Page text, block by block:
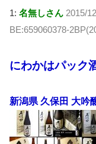
tt
er
e
n
a
c
e
b
o
o
k
1: 名無しさん 2015/
BE:659060378-
にわかはパック
新潟県 久保田 大吟